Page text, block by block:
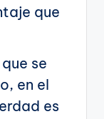
que
se
en el
es